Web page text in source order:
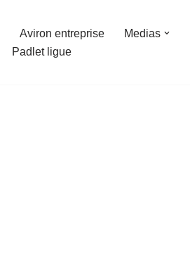
Aviron entreprise Medias
Padlet ligue